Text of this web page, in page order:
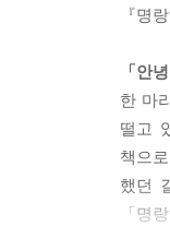
『명
「안
한 마
떨고
책으
했던
「명